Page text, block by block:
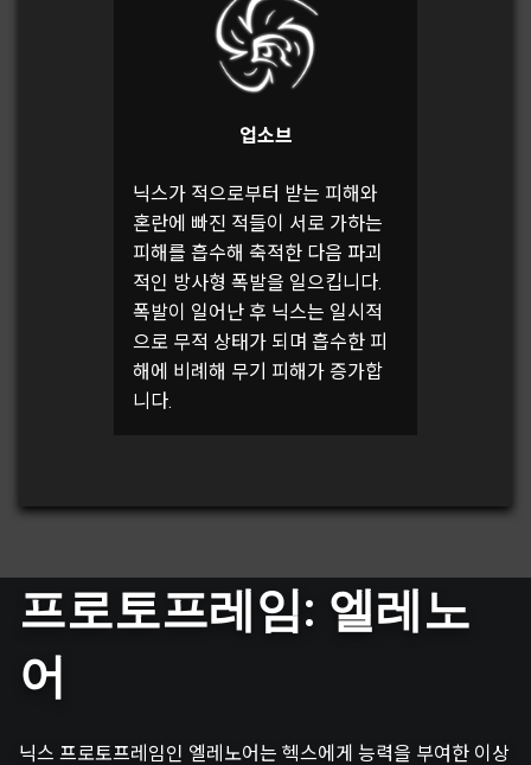
업소브
닉스가 적으로부터 받는 피해와
혼란에 빠진 적들이 서로 가하는
피해를 흡수해 축적한 다음 파괴
적인 방사형 폭발을 일으킵니다.
폭발이 일어난 후 닉스는 일시적
으로 무적 상태가 되며 흡수한 피
해에 비례해 무기 피해가 증가합
니다.
프로토프레임: 엘레노
어
닉스 프로토프레임인 엘레노어는 헥스에게 능력을 부여한 이상